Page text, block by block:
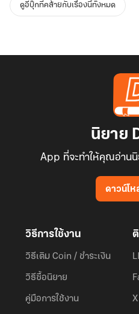
ดูอีบุ๊กที่คล้ายกับเรื่องนี้ทั้งหมด
นิยาย
App ที่จะทำให้คุณอ่าน
ดาวน์โ
วิธีการใช้งาน
วิธีเติม Coin / ชำระเงิน
วิธีซื้อนิยาย
คู่มือการใช้งาน X